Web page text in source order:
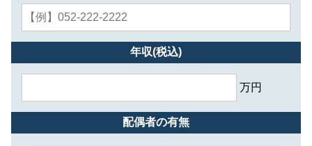
年収(税込)
万円
配偶者の有無